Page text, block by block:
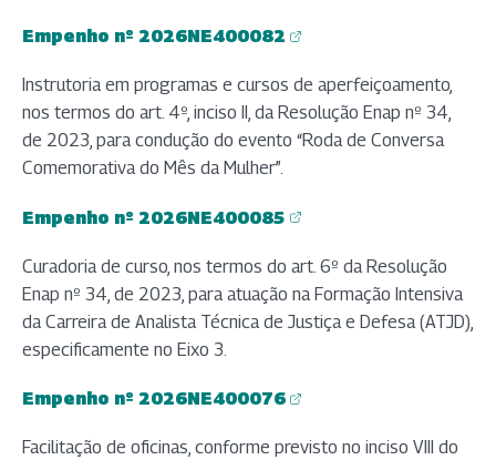
Empenho nº 2026NE400082
(abre em nova aba)
Instrutoria em programas e cursos de aperfeiçoamento,
nos termos do art. 4º, inciso II, da Resolução Enap nº 34,
de 2023, para condução do evento “Roda de Conversa
Comemorativa do Mês da Mulher”.
Empenho nº 2026NE400085
(abre em nova aba)
Curadoria de curso, nos termos do art. 6º da Resolução
Enap nº 34, de 2023, para atuação na Formação Intensiva
da Carreira de Analista Técnica de Justiça e Defesa (ATJD),
especificamente no Eixo 3.
Empenho nº 2026NE400076
(abre em nova aba)
Facilitação de oficinas, conforme previsto no inciso VIII do